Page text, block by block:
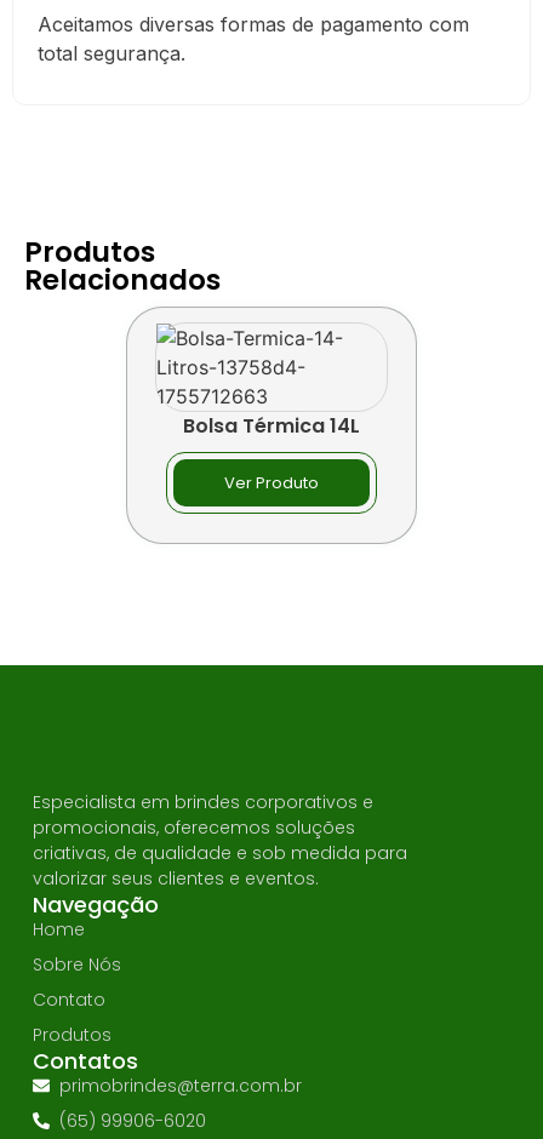
Aceitamos diversas formas de pagamento com
total segurança.
Produtos
Relacionados
Bolsa Térmica 14L
Ver Produto
Especialista em brindes corporativos e
promocionais, oferecemos soluções
criativas, de qualidade e sob medida para
valorizar seus clientes e eventos.
Navegação
Home
Sobre Nós
Contato
Produtos
Contatos
primobrindes@terra.com.br
(65) 99906-6020